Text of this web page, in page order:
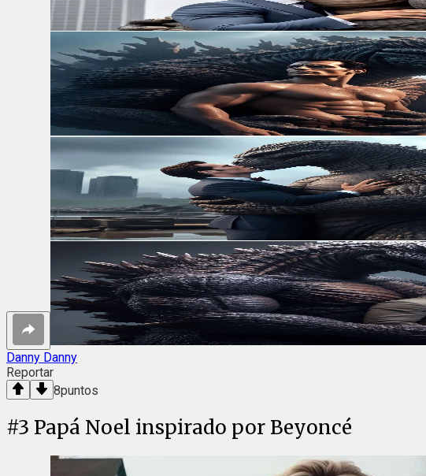
Danny Danny
Reportar
8puntos
#3 Papá Noel inspirado por Beyoncé